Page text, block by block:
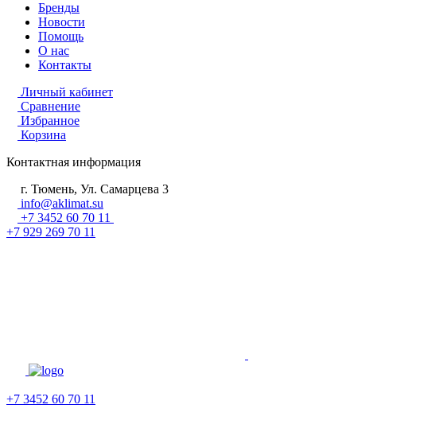
Бренды
Новости
Помощь
О нас
Контакты
Личный кабинет
Сравнение
Избранное
Корзина
Контактная информация
г. Тюмень, Ул. Самарцева 3
info@aklimat.su
+7 3452 60 70 11
+7 929 269 70 11
+7 3452 60 70 11